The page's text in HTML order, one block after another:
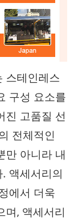
스테인레스
구성 요소를
진 고품질 선
전체적인
만 아니라 내
액세서리의
에서 더욱
며, 액세서리